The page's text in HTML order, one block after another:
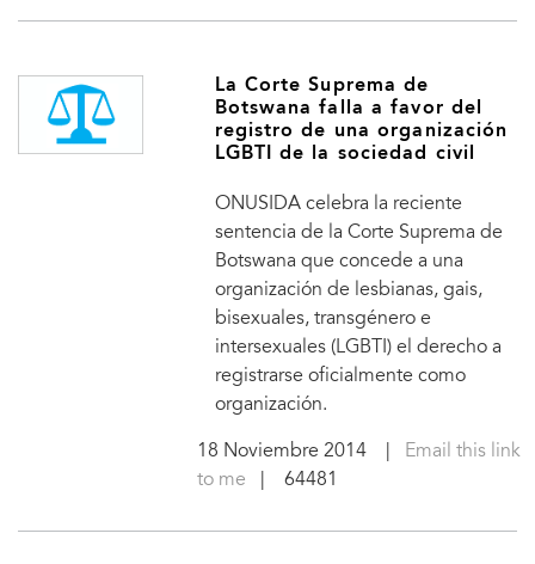
La Corte Suprema de
Botswana falla a favor del
registro de una organización
LGBTI de la sociedad civil
ONUSIDA celebra la reciente
sentencia de la Corte Suprema de
Botswana que concede a una
organización de lesbianas, gais,
bisexuales, transgénero e
intersexuales (LGBTI) el derecho a
registrarse oficialmente como
organización.
18 Noviembre 2014|
Email this link
to me | 64481